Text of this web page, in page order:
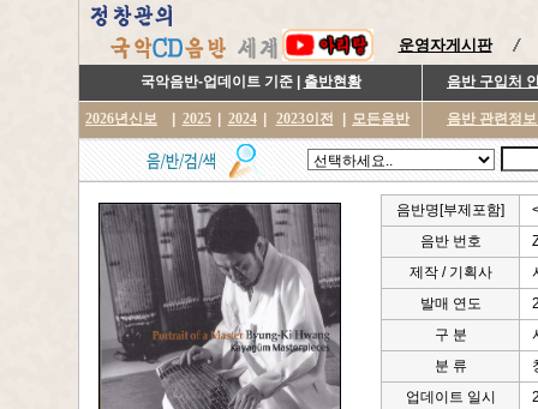
운영자게시판
국악음반-업데이트 기준 | 출반현황 음반 구입처
2026년신보 2025 2024 2023이전 모든음반 음반 관련정
음반명[부제포함]
음반 번호
제작 / 기획사
발매 연도
구 분
분 류
업데이트 일시